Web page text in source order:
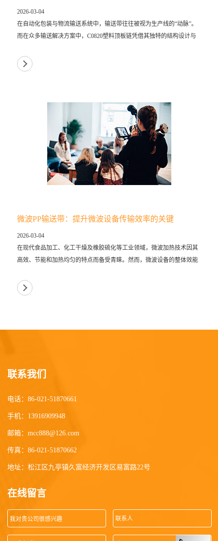
2026-03-04
在自动化包装与物流输送系统中，输送带往往被视为生产线的“动脉”。
而在众多输送解决方案中，C0820塑料顶板链凭借其独特的结构设计与
款专为重载...
微波PP输送带：提升微波设备传输效率的关键
2026-03-04
在现代食品加工、化工干燥及橡胶硫化等工业领域，微波加热技术因其
高效、节能和加热均匀的特点而备受青睐。然而，微波设备的整体效能
输送带。其...
联系我们
电话： 86-021-51870661
手机： 13916909948
邮箱： mcc888@126.com
传真：86-021-51870662
地址：松江区九亭镇久富经济开发区易富路22号
在线留言